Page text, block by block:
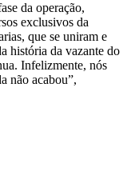
da operação,
exclusivos da
que se uniram e
história da vazante do
Infelizmente, nós
não acabou”,